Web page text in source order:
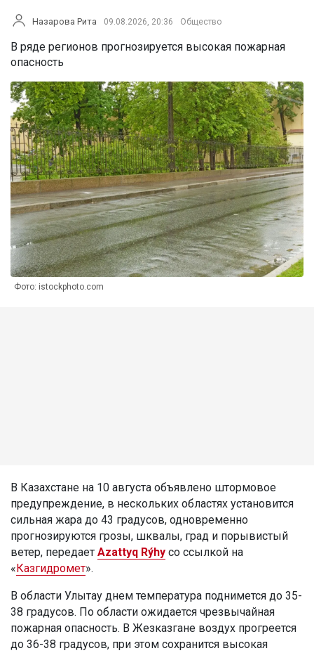
Назарова Рита 09.08.2026, 20:36 Общество
В ряде регионов прогнозируется высокая пожарная
опасность
Фото: istockphoto.com
В Казахстане на 10 августа объявлено штормовое
предупреждение, в нескольких областях установится
сильная жара до 43 градусов, одновременно
прогнозируются грозы, шквалы, град и порывистый
ветер, передает Azattyq Rýhy со ссылкой на
« Казгидромет».
В области Улытау днем температура поднимется до 35-
38 градусов. По области ожидается чрезвычайная
пожарная опасность. В Жезказгане воздух прогреется
до 36-38 градусов, при этом сохранится высокая